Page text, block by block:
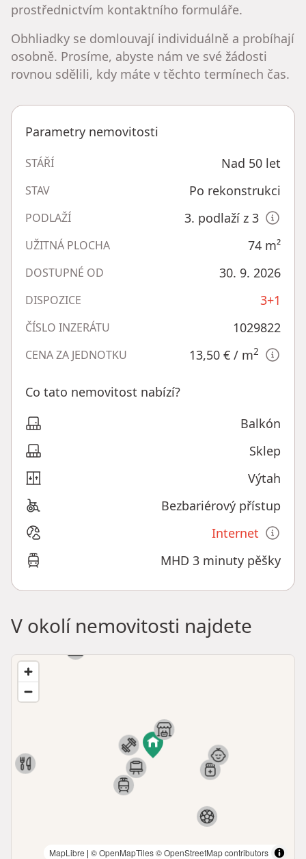
prostřednictvím kontaktního formuláře.
Obhliadky se domlouvají individuálně a probíhají
osobně. Prosíme, abyste nám ve své žádosti
rovnou sdělili, kdy máte v těchto termínech čas.
Parametry nemovitosti
STÁŘÍ Nad 50 let
STAV Po rekonstrukci
PODLAŽÍ 3. podlaží z 3
UŽITNÁ PLOCHA 74 m²
DOSTUPNÉ OD 30. 9. 2026
DISPOZICE 3+1
ČÍSLO INZERÁTU 1029822
CENA ZA JEDNOTKU 13,50 € / m2
Co tato nemovitost nabízí?
Balkón
Sklep
Výtah
Bezbariérový přístup
Internet
MHD 3 minuty pěšky
V okolí nemovitosti najdete
MapLibre | © OpenMapTiles© OpenStreetMap contributors